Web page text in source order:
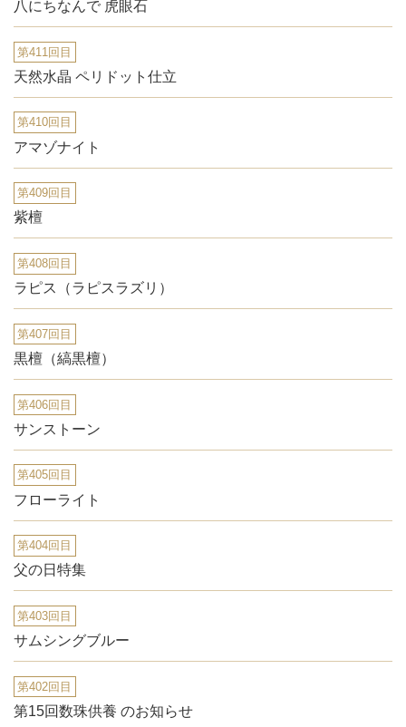
八にちなんで 虎眼石
第411回目
天然水晶 ペリドット仕立
第410回目
アマゾナイト
第409回目
紫檀
第408回目
ラピス（ラピスラズリ）
第407回目
黒檀（縞黒檀）
第406回目
サンストーン
第405回目
フローライト
第404回目
父の日特集
第403回目
サムシングブルー
第402回目
第15回数珠供養 のお知らせ